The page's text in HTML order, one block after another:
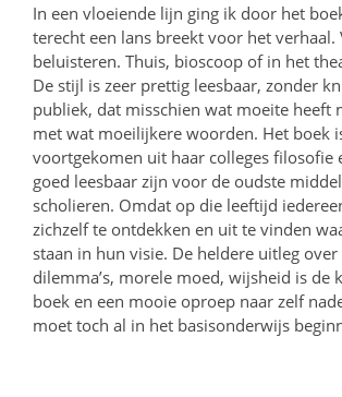
In een vloeiende lijn ging ik door het
terecht een lans breekt voor het verhaal.
beluisteren. Thuis, bioscoop of in het
De stijl is zeer prettig leesbaar, zonder
publiek, dat misschien wat moeite heeft
met wat moeilijkere woorden. Het boek
voortgekomen uit haar colleges filosofie
goed leesbaar zijn voor de oudste
scholieren. Omdat op die leeftijd
zichzelf te ontdekken en uit te vinden
staan in hun visie. De heldere uitleg
dilemma’s, morele moed, wijsheid is de
boek en een mooie oproep naar zelf
moet toch al in het basisonderwijs